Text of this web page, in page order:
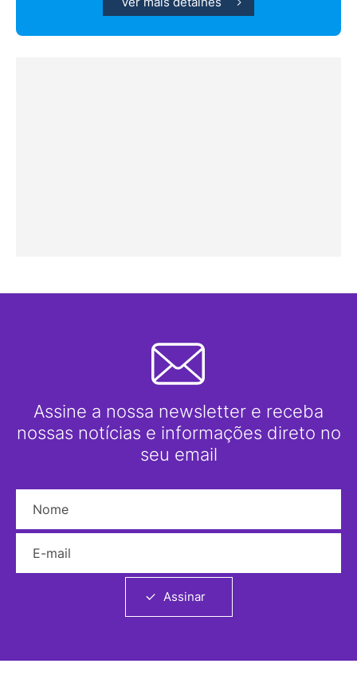
Assine a nossa newsletter e receba
nossas notícias e informações direto no
seu email
Assinar